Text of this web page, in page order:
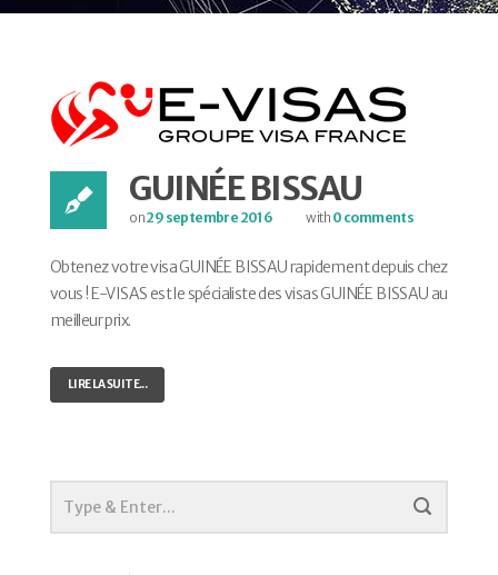
GUINÉE BISSAU
on29 septembre 2016 with 0 comments
Obtenez votre visa GUINÉE BISSAU rapidement depuis chez
vous ! E-VISAS est le spécialiste des visas GUINÉE BISSAU au
meilleur prix.
LIRE LA SUITE...